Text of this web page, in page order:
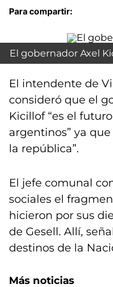
Para compartir:
El gobernador Axel
El intendente de
consideró que el
Kicillof “es el
argentinos” ya
la república”.
El jefe comunal
sociales el
hicieron por sus
de Gesell. Allí,
destinos de la
Más noticias